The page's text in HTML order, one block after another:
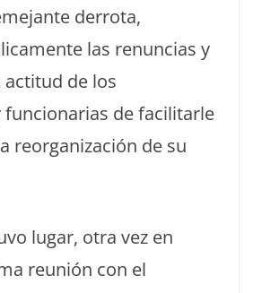
derrota,
las renuncias y
actitud de los
de facilitarle
reorganización de su
lugar, otra vez en
reunión con el